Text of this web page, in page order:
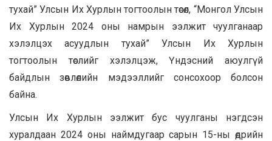
тухай” Улсын Их Хурлын тогтоолын төсөл, “Монгол Улсын
Их Хурлын 2024 оны намрын ээлжит чуулганаар
хэлэлцэх асуудлын тухай” Улсын Их Хурлын
тогтоолын төслийг хэлэлцэж, Үндэсний аюулгүй
байдлын зөвлөлийн мэдээллийг сонсохоор болсон
байна.
Улсын Их Хурлын ээлжит бус чуулганы нэгдсэн
хуралдаан 2024 оны наймдугаар сарын 15-ны өдрийн